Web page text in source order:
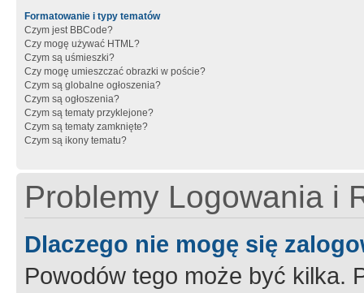
Formatowanie i typy tematów
Czym jest BBCode?
Czy mogę używać HTML?
Czym są uśmieszki?
Czy mogę umieszczać obrazki w poście?
Czym są globalne ogłoszenia?
Czym są ogłoszenia?
Czym są tematy przyklejone?
Czym są tematy zamknięte?
Czym są ikony tematu?
Problemy Logowania i
Dlaczego nie mogę się
Powodów tego może być kilka.